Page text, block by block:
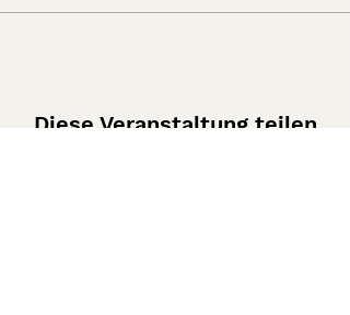
Diese Veranstaltung teilen